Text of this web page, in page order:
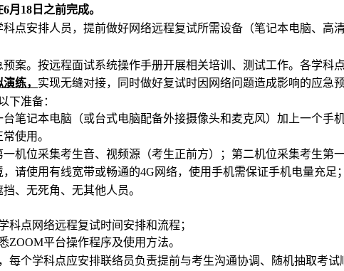
6月 18 日之前完成。
科点安排人员，提前做好网络远程复试所需设备（笔记本电脑、高
案。按远程面试系统操作手册开展相关培训、测试工作。各学科
练， 实现无缝对接，同时做好复试时因网络问题造成影响的应急预
下准备：
笔记本电脑（或台式电脑配备外接摄像头和麦克风）加上一个手
使用。
机位采集考生音、视频源（考生正前方）；第二机位采集考生第
，请使用有线宽带或畅通的4G网络，使用手机需保证手机电量充足
、无死角、无其他人员。
科点网络远程复试时间安排和流程；
ZOOM平台操作程序及使用方法。
每个学科点应安排联络员负责提前与考生沟通协调、 随机抽取考试